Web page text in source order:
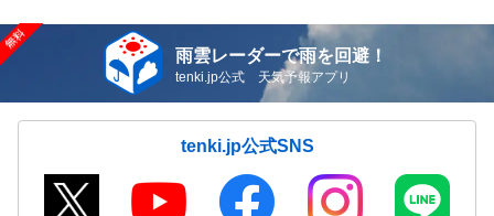
雨雲レーダーで雨を回避！
tenki.jp公式 天気予報アプリ
tenki.jp公式SNS